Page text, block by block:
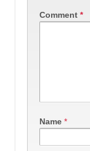
Comment *
Name *